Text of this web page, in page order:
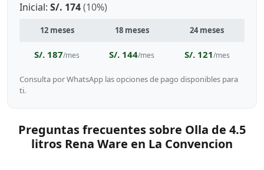
Inicial: S/. 174(10%)
12 meses 18 meses 24 meses
S/. 187/mes S/. 144/mes S/. 121/mes
Consulta por WhatsApp las opciones de pago disponibles para
ti.
Preguntas frecuentes sobre Olla de 4.5
litros Rena Ware en La Convencion